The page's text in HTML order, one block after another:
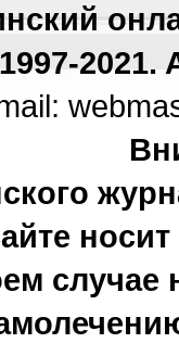
1997-2021.